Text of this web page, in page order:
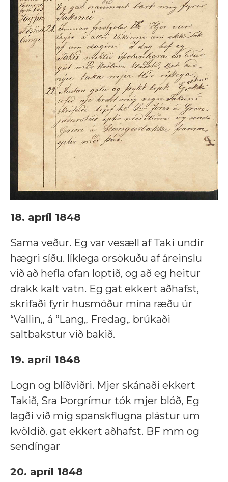
18. apríl 1848
Sama veður. Eg var vesæll af Taki undir
hægri síðu. líklega orsökuðu af áreinslu
við að hefla ofan loptið, og að eg heitur
drakk kalt vatn. Eg gat ekkert aðhafst,
skrifaði fyrir husmóður mína ræðu úr
“Vallin„ á “Lang„ Fredag„ brúkaði
saltbakstur við bakið.
19. apríl 1848
Logn og blíðviðri. Mjer skánaði ekkert
Takið, Sra Þorgrímur tók mjer blóð, Eg
lagði við mig spanskflugna plástur um
kvöldið. gat ekkert aðhafst. BF mm og
sendíngar
20. apríl 1848